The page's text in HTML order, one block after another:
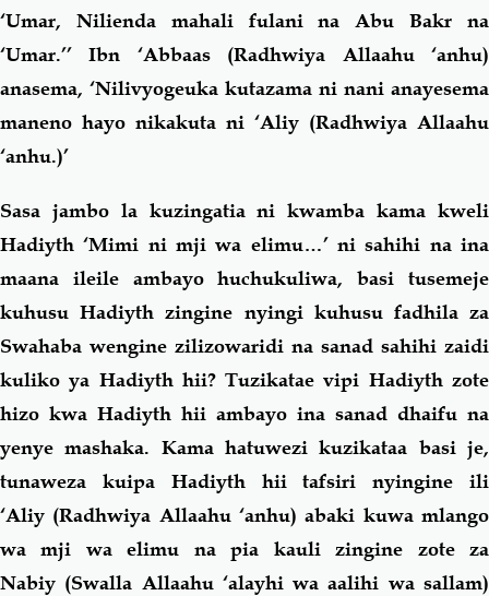
‘Umar, Nilienda mahali fulani na Abu Bakr na
‘Umar.’’ Ibn ‘Abbaas (Radhwiya Allaahu ‘anhu)
anasema, ‘Nilivyogeuka kutazama ni nani anayesema
maneno hayo nikakuta ni ‘Aliy (Radhwiya Allaahu
‘anhu.)’
Sasa jambo la kuzingatia ni kwamba kama kweli
Hadiyth ‘Mimi ni mji wa elimu…’ ni sahihi na ina
maana ileile ambayo huchukuliwa, basi tusemeje
kuhusu Hadiyth zingine nyingi kuhusu fadhila za
Swahaba wengine zilizowaridi na sanad sahihi zaidi
kuliko ya Hadiyth hii? Tuzikatae vipi Hadiyth zote
hizo kwa Hadiyth hii ambayo ina sanad dhaifu na
yenye mashaka. Kama hatuwezi kuzikataa basi je,
tunaweza kuipa Hadiyth hii tafsiri nyingine ili
‘Aliy (Radhwiya Allaahu ‘anhu) abaki kuwa mlango
wa mji wa elimu na pia kauli zingine zote za
Nabiy (Swalla Allaahu ‘alayhi wa aalihi wa sallam)